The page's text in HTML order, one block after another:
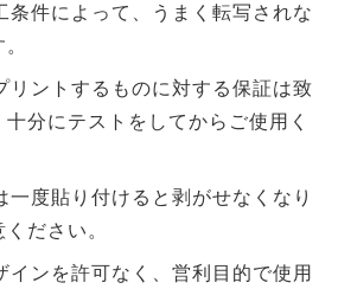
条件によって、うまく転写されな
リントするものに対する保証は致
分にテストをしてからご使用く
一度貼り付けると剥がせなくなり
ださい。
インを許可なく、営利目的で使用